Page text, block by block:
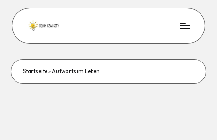
Startseite»Aufwärts im Leben